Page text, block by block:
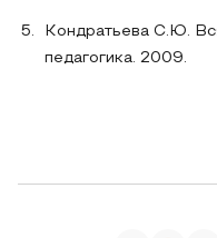
Кондратьева С.Ю.
педагогика. 2009.